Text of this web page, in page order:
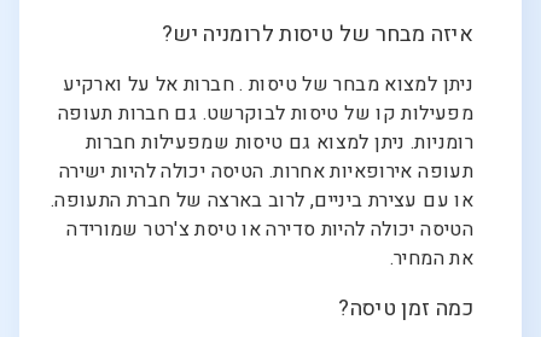
איזה מבחר של טיסות לרומניה יש?
ניתן למצוא מבחר של טיסות . חברות אל על וארקיע
מפעילות קו של טיסות לבוקרשט. גם חברות תעופה
רומניות. ניתן למצוא גם טיסות שמפעילות חברות
תעופה אירופאיות אחרות. הטיסה יכולה להיות ישירה
או עם עצירת ביניים, לרוב בארצה של חברת התעופה.
הטיסה יכולה להיות סדירה או טיסת צ'רטר שמורידה
את המחיר.
כמה זמן טיסה?